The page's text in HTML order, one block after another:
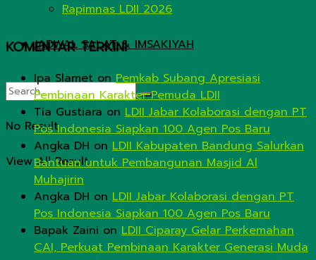
Rapimnas LDII 2026
JADWAL SALAT & IMSAKIYAH
No Result
View All Result
KOMENTAR TERKINI
Ipa SlametonPemkab Subang Apresiasi
Pembinaan Karakter Pemuda LDII
Tia Gustiara on LDII Jabar Kolaborasi dengan PT
Pos Indonesia Siapkan 100 Agen Pos Baru
Angka DH on LDII Kabupaten Bandung Salurkan
Bantuan untuk Pembangunan Masjid Al
Muhajirin
Angka DH on LDII Jabar Kolaborasi dengan PT
Pos Indonesia Siapkan 100 Agen Pos Baru
Bapak Zaini on LDII Ciparay Gelar Perkemahan
CAI, Perkuat Pembinaan Karakter Generasi Muda